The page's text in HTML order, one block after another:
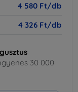
4 580 Ft/db
4 326 Ft/db
30 000